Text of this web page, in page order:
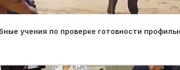
учения по проверке готовности